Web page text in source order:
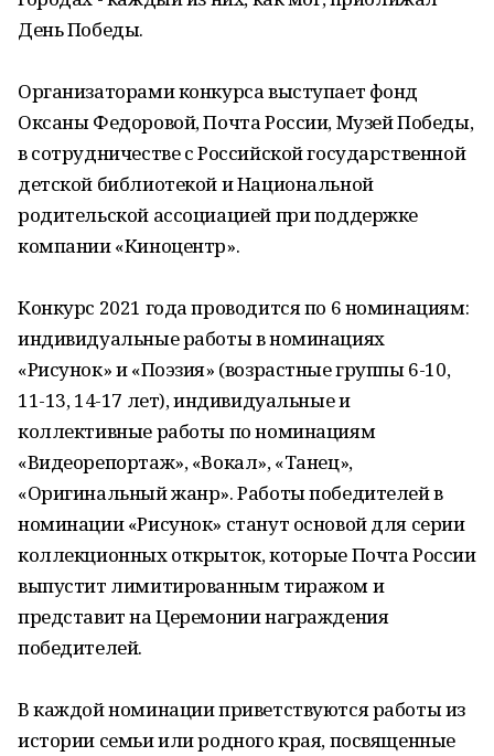
День Победы.
Организаторами конкурса выступает фонд
Оксаны Федоровой, Почта России, Музей Победы,
в сотрудничестве с Российской государственной
детской библиотекой и Национальной
родительской ассоциацией при поддержке
компании «Киноцентр».
Конкурс 2021 года проводится по 6 номинациям:
индивидуальные работы в номинациях
«Рисунок» и «Поэзия» (возрастные группы 6-10,
11-13, 14-17 лет), индивидуальные и
коллективные работы по номинациям
«Видеорепортаж», «Вокал», «Танец»,
«Оригинальный жанр». Работы победителей в
номинации «Рисунок» станут основой для серии
коллекционных открыток, которые Почта России
выпустит лимитированным тиражом и
представит на Церемонии награждения
победителей.
В каждой номинации приветствуются работы из
истории семьи или родного края, посвященные